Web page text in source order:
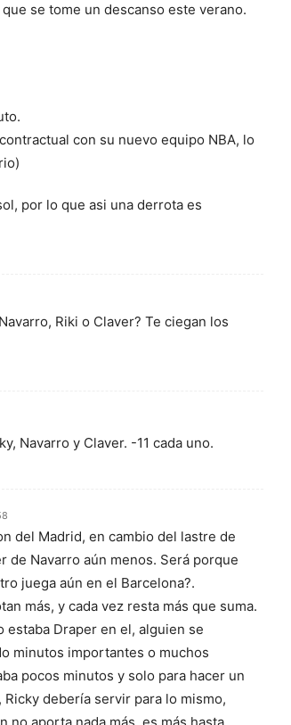
se tome un descanso este verano.
con su nuevo equipo NBA, lo
por lo que asi una derrota es
Riki o Claver? Te ciegan los
Navarro y Claver. -11 cada uno.
del Madrid, en cambio del lastre de
de Navarro aún menos. Será porque
juega aún en el Barcelona?.
más, y cada vez resta más que suma.
estaba Draper en el, alguien se
minutos importantes o muchos
pocos minutos y solo para hacer un
debería servir para lo mismo,